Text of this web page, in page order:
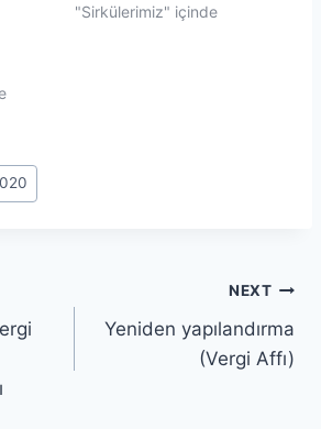
"Sirkülerimiz" içinde
NEXT
Yeniden yapılandırma
(Vergi Affı)